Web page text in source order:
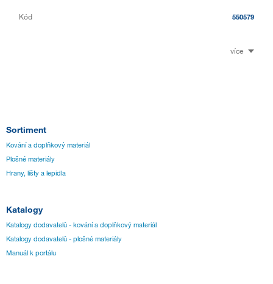
Kód 550579
více
Sortiment
Kování a doplňkový materiál
Plošné materiály
Hrany, lišty a lepidla
Katalogy
Katalogy dodavatelů - kování a doplňkový materiál
Katalogy dodavatelů - plošné materiály
Manuál k portálu